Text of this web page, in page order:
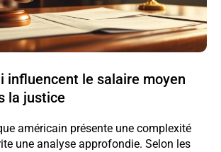
influencent le salaire moyen
la justice
américain présente une complexité
une analyse approfondie. Selon les